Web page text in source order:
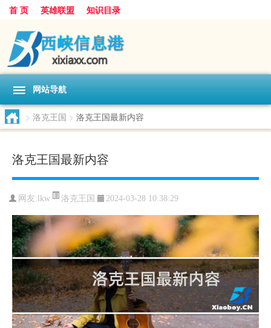
首 页 英雄联盟 知识目录
网站导航
> 洛克王国 > 洛克王国最新内容
洛克王国最新内容
网友: lkw 洛克王国 2024-03-28 10:38:29